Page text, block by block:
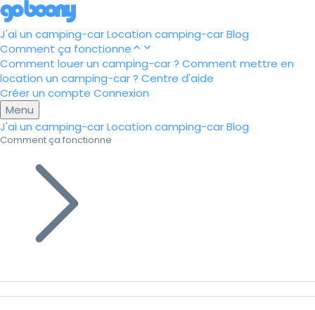
J'ai un camping-carLocation camping-carBlog
Comment ça fonctionne
Comment louer un camping-car ? Comment mettre en
location un camping-car ? Centre d'aide
Créer un compte Connexion
Menu
J'ai un camping-carLocation camping-carBlog
Comment ça fonctionne